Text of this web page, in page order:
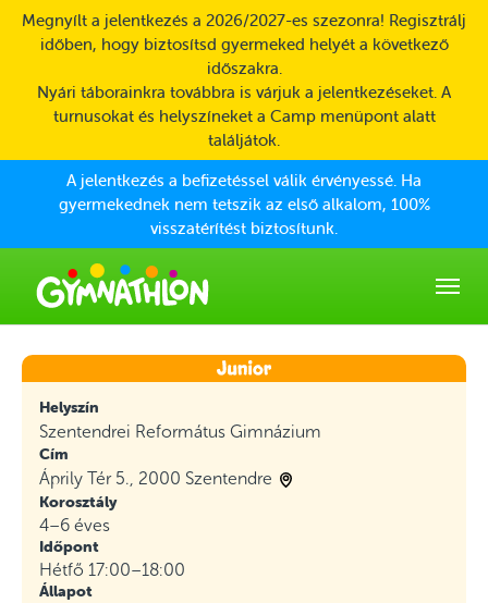
Skip to main content
Megnyílt a jelentkezés a 2026/2027-es szezonra! Regisztrálj
időben, hogy biztosítsd gyermeked helyét a következő
időszakra.
Nyári táborainkra továbbra is várjuk a jelentkezéseket. A
turnusokat és helyszíneket a Camp menüpont alatt
találjátok.
A jelentkezés a befizetéssel válik érvényessé. Ha
gyermekednek nem tetszik az első alkalom, 100%
visszatérítést biztosítunk.
Helyszín
Szentendrei Református Gimnázium
Cím
Áprily Tér 5., 2000 Szentendre
Korosztály
4–6 éves
Időpont
Hétfő 17:00–18:00
Állapot